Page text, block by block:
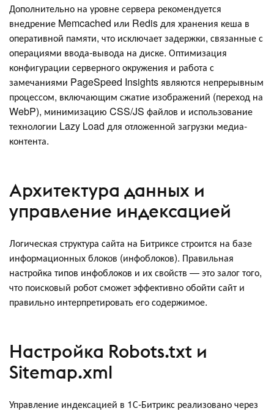
Дополнительно на уровне сервера рекомендуется
внедрение Memcached или Redis для хранения кеша в
оперативной памяти, что исключает задержки, связанные с
операциями ввода-вывода на диске. Оптимизация
конфигурации серверного окружения и работа с
замечаниями PageSpeed Insights являются непрерывным
процессом, включающим сжатие изображений (переход на
WebP), минимизацию CSS/JS файлов и использование
технологии Lazy Load для отложенной загрузки медиа-
контента.
Архитектура данных и
управление индексацией
Логическая структура сайта на Битриксе строится на базе
информационных блоков (инфоблоков). Правильная
настройка типов инфоблоков и их свойств — это залог того,
что поисковый робот сможет эффективно обойти сайт и
правильно интерпретировать его содержимое.
Настройка Robots.txt и
Sitemap.xml
Управление индексацией в 1С-Битрикс реализовано через